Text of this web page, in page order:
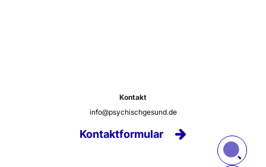
Kontakt
info@psychischgesund.de
Kontaktformular